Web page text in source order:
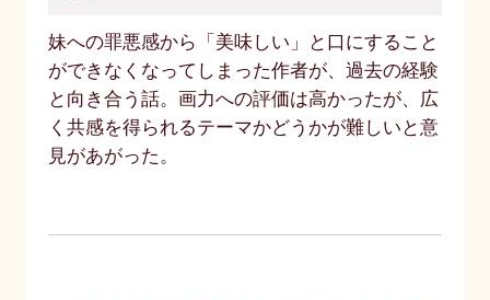
妹への罪悪感から「美味しい」と口にすること
ができなくなってしまった作者が、過去の経験
と向き合う話。画力への評価は高かったが、広
く共感を得られるテーマかどうかが難しいと意
見があがった。